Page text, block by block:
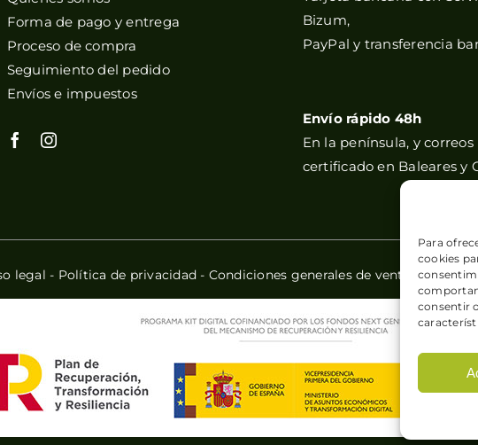
Para
cookies
consentir
Forma de pago y entrega
Proceso de compra
Seguimiento del pedido
Envíos e impuestos
Bizum,
PayPal y transferencia
Envío rápido 48h
En la península, y correos
certificado en Baleares y
legal - Política de privacidad- Condiciones generales de venta -Política